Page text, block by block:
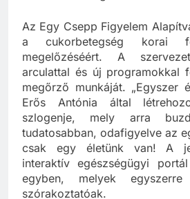
Az Egy Csepp Figyelem
a cukorbetegség korai
megelőzéséért. A
arculattal és új programokkal
megőrző munkáját. „Egyszer
Erős Antónia által
szlogenje, mely arra
tudatosabban, odafigyelve az
csak egy életünk van! A
interaktív egészségügyi
egyben, melyek egyszerre